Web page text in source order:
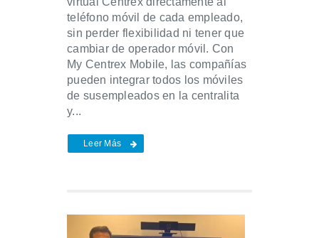
teléfono móvil de cada empleado,
sin perder flexibilidad ni tener que
cambiar de operador móvil. Con
My Centrex Mobile, las compañías
pueden integrar todos los móviles
de susempleados en la centralita
y...
Leer Más